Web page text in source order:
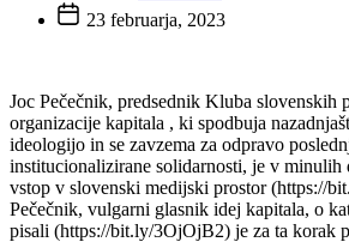
23 februarja, 2023
Joc Pečečnik, predsednik Kluba slovenskih
organizacije kapitala , ki spodbuja
ideologijo in se zavzema za odpravo
institucionalizirane solidarnosti, je v minulih
vstop v slovenski medijski prostor (https://
Pečečnik, vulgarni glasnik idej kapitala, o
pisali (https://bit.ly/3OjOjB2) je za ta korak